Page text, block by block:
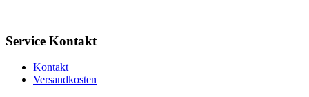
Service Kontakt
Kontakt
Versandkosten